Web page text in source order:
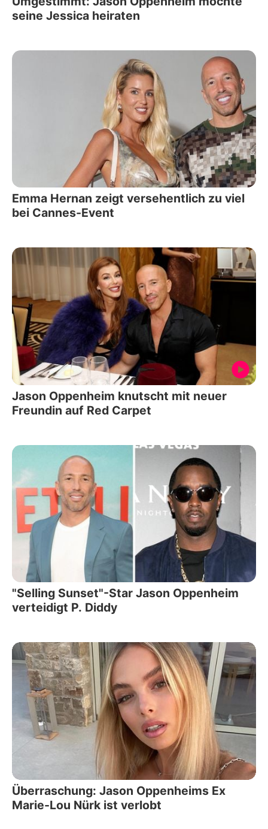
seine Jessica heiraten
Emma Hernan zeigt versehentlich zu viel
bei Cannes-Event
Jason Oppenheim knutscht mit neuer
Freundin auf Red Carpet
"Selling Sunset"-Star Jason Oppenheim
verteidigt P. Diddy
Überraschung: Jason Oppenheims Ex
Marie-Lou Nürk ist verlobt